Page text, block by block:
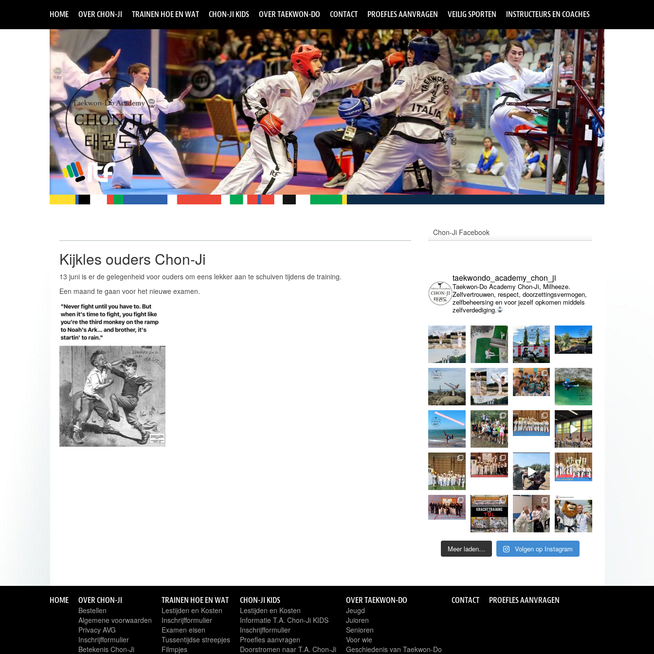
HOME OVER CHON-JI TRAINEN HOE EN WAT CHON-JI KIDS OVER TAEKWON-DO CONTACT PROEFLES AANVRAGEN VEILIG SPORTEN INSTRUCTEURS EN COACHES
Kijkles ouders Chon-Ji
13 juni is er de gelegenheid voor ouders om eens lekker aan te schuiven tijdens de training.
Een maand te gaan voor het nieuwe examen.
Chon-Ji Facebook
taekwondo_academy_chon_ji
Taekwon-Do Academy Chon-Ji, Milheeze.
Zelfvertrouwen, respect, doorzettingsvermogen,
zelfbeheersing en voor jezelf opkomen middels
zelfverdediging.
Meer laden… Volgen op Instagram
HOME OVER CHON-JI
Bestellen
Algemene voorwaarden
Privacy AVG
Inschrijfformulier
Betekenis Chon-Ji
TRAINEN HOE EN WAT
Lestijden en Kosten
Inschrijfformulier
Examen eisen
Tussentijdse streepjes
Filmpjes
CHON-JI KIDS
Lestijden en Kosten
Informatie T.A. Chon-Ji KIDS
Inschrijfformulier
Proefles aanvragen
Doorstromen naar T.A. Chon-Ji
OVER TAEKWON-DO
Jeugd
Juioren
Senioren
Voor wie
Geschiedenis van Taekwon-Do
CONTACT PROEFLES AANVRAGEN